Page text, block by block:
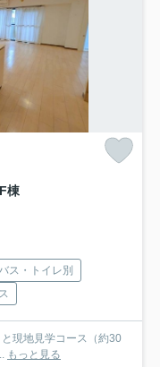
棟
バス・トイレ別
現地見学コース（約30
もっと見る